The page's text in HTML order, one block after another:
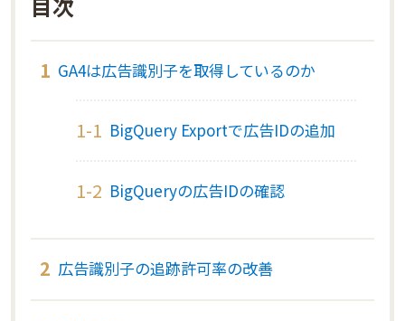
GA4は広告識別子を取得しているのか
BigQuery Exportで広告IDの追加
BigQueryの広告IDの確認
広告識別子の追跡許可率の改善